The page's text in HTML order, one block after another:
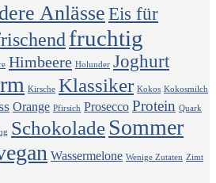
AnlässeEis für
fruchtig
Himbeere Holunder Joghurt
Kirsche Klassiker Kokos Kokosmilch
Orange Pfirsich Prosecco Protein Quark
Schokolade Sommer
Wassermelone Wenige Zutaten Zimt